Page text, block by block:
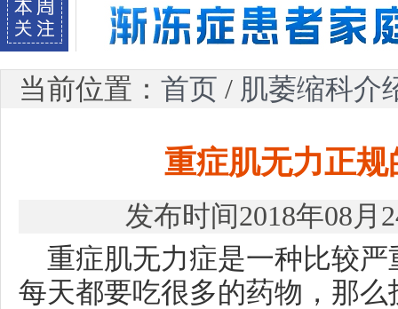
当前位置： 首页 / 肌萎缩科介
重症肌无力正
发布时间2018年08月
重症肌无力症是一种比较
每天都要吃很多的药物，那